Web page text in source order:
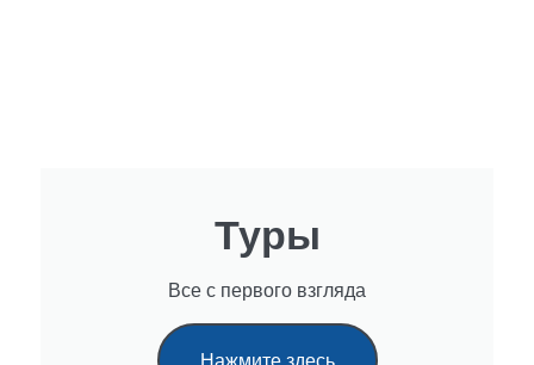
Туры
Все с первого взгляда